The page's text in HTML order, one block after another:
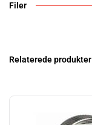
Filer
Relaterede produkter